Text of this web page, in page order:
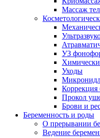
Массаж
УЗ
Уходы
Коррекция
Прокол
Брови и
Беременность и роды
О прерывании
Ведение